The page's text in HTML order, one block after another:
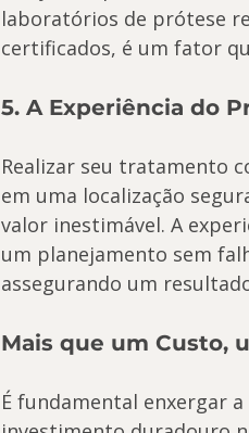
laboratórios de prótese
certificados, é um fator
5. A Experiência do
Realizar seu tratamento
em uma localização
valor inestimável. A
um planejamento sem
assegurando um
Mais que um Custo,
É fundamental enxergar